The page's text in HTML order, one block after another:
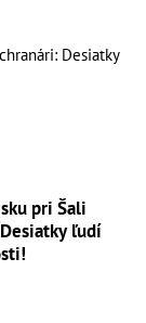
Desiatky
pri Šali
ľudí